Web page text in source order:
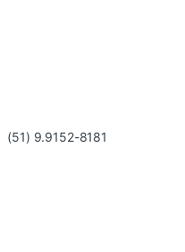
(51) 9.9152-8181